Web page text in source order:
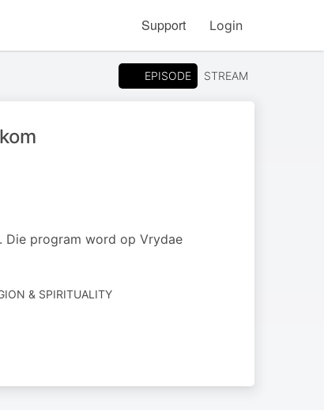
Support Login
EPISODE STREAM
Die program word op Vrydae
& SPIRITUALITY